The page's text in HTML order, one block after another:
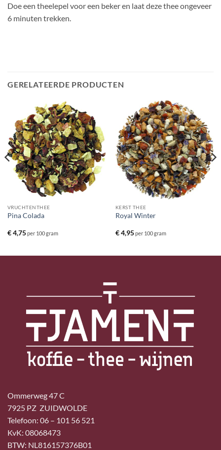
Doe een theelepel voor een beker en laat deze thee ongeveer
6 minuten trekken.
GERELATEERDE PRODUCTEN
VRUCHTENTHEE
Pina Colada
€4,75per 100 gram
KERST THEE
Royal Winter
€4,95per 100 gram
Ommerweg 47 C
7925 PZ ZUIDWOLDE
Telefoon: 06 – 101 56 521
KvK: 08068473
BTW: NL816157376B01